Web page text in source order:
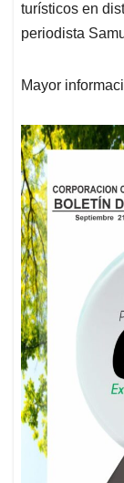
turísticos en
periodista
Mayor